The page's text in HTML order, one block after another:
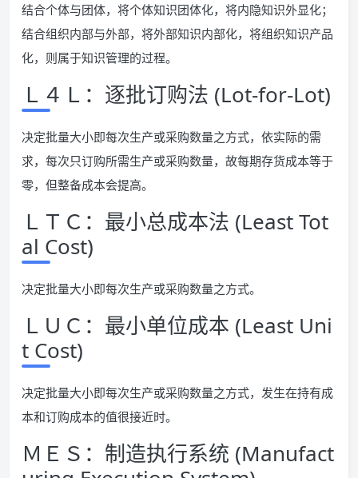
结合个体与团体，将个体知识团体化，将内隐知识外显化；
结合组织内部与外部，将外部知识内部化，将组织知识产品
化，则属于知识管理的过程。
Ｌ４Ｌ：逐批订购法 (Lot-for-Lot)
决定批量大小即每次生产或采购数量之方式，依实际的需
求，每次只订购所需生产或采购数量，故每期存货成本等于
零，但整备成本会提高。
ＬＴＣ：最小总成本法 (Least Tot
al Cost)
决定批量大小即每次生产或采购数量之方式。
ＬＵＣ：最小单位成本 (Least Uni
t Cost)
决定批量大小即每次生产或采购数量之方式，发生在持有成
本和订购成本的值很接近时。
ＭＥＳ：制造执行系统 (Manufact